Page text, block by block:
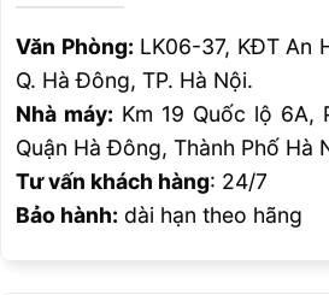
Văn Phòng: LK06-37, KĐT An
Q. Hà Đông, TP. Hà Nội.
Nhà máy: Km 19 Quốc lộ 6A,
Quận Hà Đông, Thành Phố Hà
Tư vấn khách hàng: 24/7
Bảo hành: dài hạn theo hãng